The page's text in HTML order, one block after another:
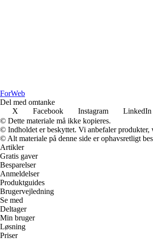
ForWeb
Del med omtanke
X
Facebook Instagram LinkedIn
© Dette materiale må ikke kopieres.
© Indholdet er beskyttet. Vi anbefaler produkter,
© Alt materiale på denne side er ophavsretligt
Artikler
Gratis gaver
Besparelser
Anmeldelser
Produktguides
Brugervejledning
Se med
Deltager
Min bruger
Løsning
Priser